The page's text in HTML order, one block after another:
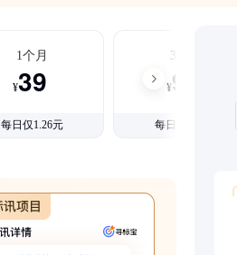
1个月
¥39
每日仅1.26元
3个月
¥99
每日仅1.08元